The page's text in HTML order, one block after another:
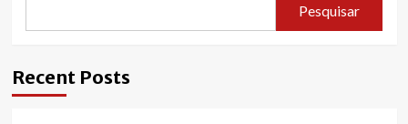
Pesquisar
Recent Posts